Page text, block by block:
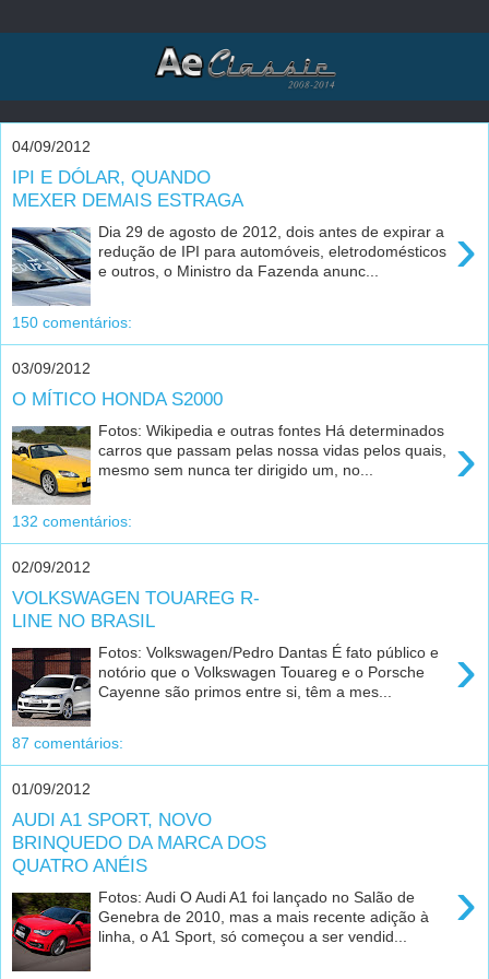
04/09/2012
IPI E DÓLAR, QUANDO
MEXER DEMAIS ESTRAGA
›
Dia 29 de agosto de 2012, dois antes de expirar a
redução de IPI para automóveis, eletrodomésticos
e outros, o Ministro da Fazenda anunc...
150 comentários:
03/09/2012
O MÍTICO HONDA S2000
›
Fotos: Wikipedia e outras fontes Há determinados
carros que passam pelas nossa vidas pelos quais,
mesmo sem nunca ter dirigido um, no...
132 comentários:
02/09/2012
VOLKSWAGEN TOUAREG R-
LINE NO BRASIL
›
Fotos: Volkswagen/Pedro Dantas É fato público e
notório que o Volkswagen Touareg e o Porsche
Cayenne são primos entre si, têm a mes...
87 comentários:
01/09/2012
AUDI A1 SPORT, NOVO
BRINQUEDO DA MARCA DOS
QUATRO ANÉIS
›
Fotos: Audi O Audi A1 foi lançado no Salão de
Genebra de 2010, mas a mais recente adição à
linha, o A1 Sport, só começou a ser vendid...